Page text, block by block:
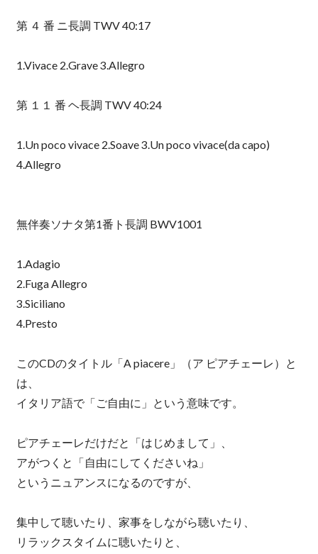
第 ４ 番 ニ長調 TWV 40:17
1.Vivace 2.Grave 3.Allegro
第 １１ 番 ヘ長調 TWV 40:24
1.Un poco vivace 2.Soave 3.Un poco vivace(da capo)
4.Allegro
無伴奏ソナタ第1番ト長調 BWV1001
1.Adagio
2.Fuga Allegro
3.Siciliano
4.Presto
このCDのタイトル「A piacere」（ア ピアチェーレ）と
は、
イタリア語で「ご自由に」という意味です。
ピアチェーレだけだと「はじめまして」、
アがつくと「自由にしてくださいね」
というニュアンスになるのですが、
集中して聴いたり、家事をしながら聴いたり、
リラックスタイムに聴いたりと、